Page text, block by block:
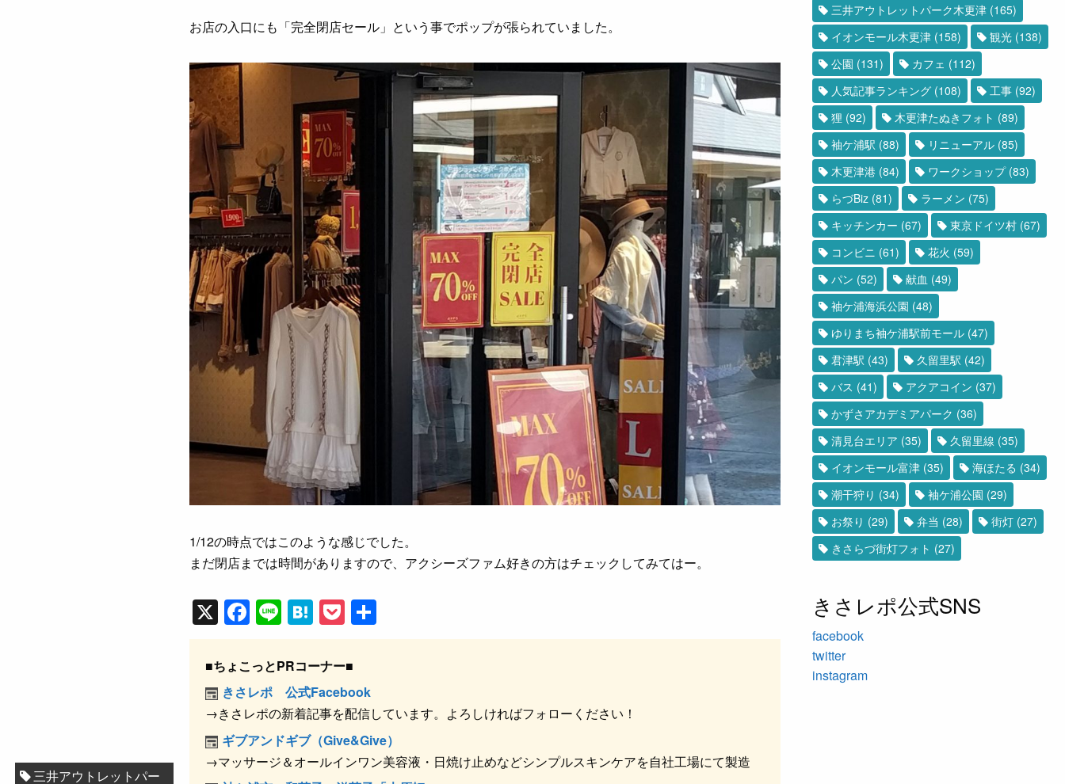
お店の入口にも「完全閉店セール」という事でポップが張られていました。
1/12の時点ではこのような感じでした。
まだ閉店までは時間がありますので、アクシーズファム好きの方はチェックしてみてはー。
X F
a
c
e
b
o
o
Li
n
e
H
at
e
n
a
P
o
ck
et
有
■ちょこっとPRコーナー■
きさレポ 公式Facebook
→きさレポの新着記事を配信しています。よろしければフォローください！
ギブアンドギブ（Give&Give）
→マッサージ＆オールインワン美容液・日焼け止めなどシンプルスキンケアを自社工場にて製造
三井アウトレットパー
三井アウトレットパーク木更津(165)
イオンモール木更津(158) 観光(138)
公園 (131) カフェ (112)
人気記事ランキング(108) 工事(92)
狸 (92) 木更津たぬきフォト (89)
袖ケ浦駅 (88) リニューアル(85)
木更津港(84) ワークショップ(83)
らづBiz(81) ラーメン (75)
キッチンカー (67) 東京ドイツ村(67)
コンビニ (61) 花火 (59)
パン (52) 献血 (49)
袖ケ浦海浜公園 (48)
ゆりまち袖ケ浦駅前モール(47)
君津駅 (43) 久留里駅 (42)
バス (41) アクアコイン (37)
かずさアカデミアパーク (36)
清見台エリア (35) 久留里線 (35)
イオンモール富津(35) 海ほたる (34)
潮干狩り (34) 袖ケ浦公園 (29)
お祭り (29) 弁当 (28) 街灯(27)
きさらづ街灯フォト (27)
きさレポ公式SNS
facebook
twitter
instagram